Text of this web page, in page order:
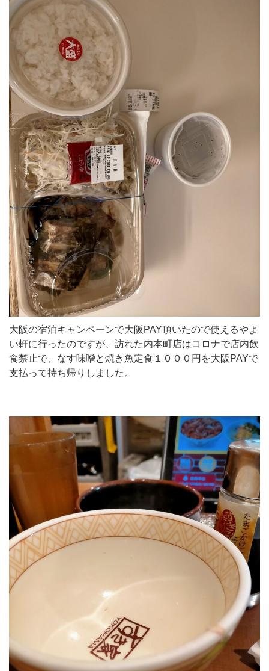
大阪の宿泊キャンペーンで大阪PAY頂いたので使えるやよ
い軒に行ったのですが、訪れた内本町店はコロナで店内飲
食禁止で、なす味噌と焼き魚定食１０００円を大阪PAYで
支払って持ち帰りしました。